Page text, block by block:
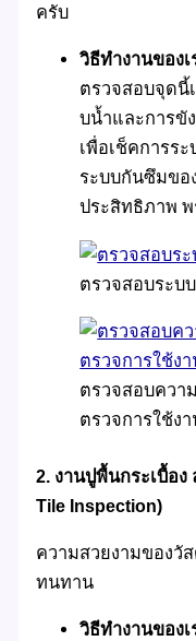
ครับ
วิธีทำงานของเ
ตรวจสอบจุดนี้
บน้ำและการขั
เพื่อเช็คการร
ระบบกันซึมขอ
ประสิทธิภาพ
ตรวจสอบระบ
ตรวจสอบควา
ตรวจการใช้ง
2. งานปูพื้นกระเบื้อง
Tile Inspection)
ความสวยงามของวั
ทนทาน
วิธีทำงานของเ